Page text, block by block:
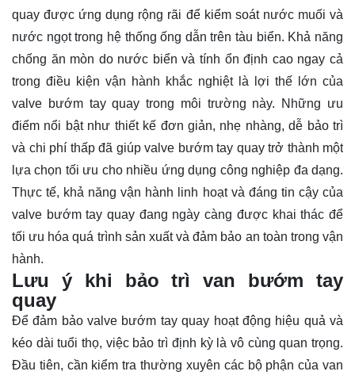
quay được ứng dụng rộng rãi để kiểm soát nước muối và
nước ngọt trong hệ thống ống dẫn trên tàu biển. Khả năng
chống ăn mòn do nước biển và tính ổn định cao ngay cả
trong điều kiện vận hành khắc nghiệt là lợi thế lớn của
valve bướm tay quay trong môi trường này. Những ưu
điểm nổi bật như thiết kế đơn giản, nhẹ nhàng, dễ bảo trì
và chi phí thấp đã giúp valve bướm tay quay trở thành một
lựa chọn tối ưu cho nhiều ứng dụng công nghiệp đa dạng.
Thực tế, khả năng vận hành linh hoạt và đáng tin cậy của
valve bướm tay quay đang ngày càng được khai thác để
tối ưu hóa quá trình sản xuất và đảm bảo an toàn trong vận
hành.
Lưu ý khi bảo trì van bướm tay
quay
Để đảm bảo valve bướm tay quay hoạt động hiệu quả và
kéo dài tuổi thọ, việc bảo trì định kỳ là vô cùng quan trọng.
Đầu tiên, cần kiểm tra thường xuyên các bộ phận của van